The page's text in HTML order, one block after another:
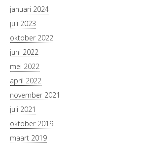
januari 2024
juli 2023
oktober 2022
juni 2022
mei 2022
april 2022
november 2021
juli 2021
oktober 2019
maart 2019